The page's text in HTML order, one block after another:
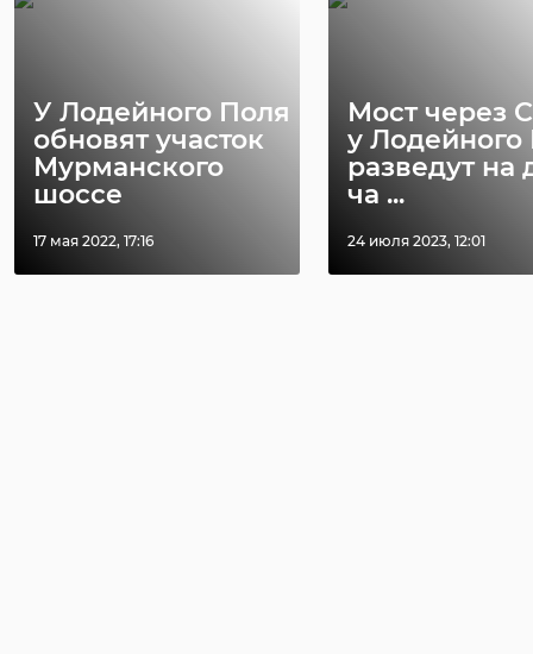
У Лодейного Поля
обновят участок
Мурманского
шоссе
17 мая 2022, 17:16
Мост через
у Лодейного
разведут на
ча ...
24 июля 2023, 12:01